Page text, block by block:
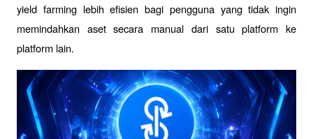
yield farming lebih efisien bagi pengguna yang tidak ingin
memindahkan aset secara manual dari satu platform ke
platform lain.